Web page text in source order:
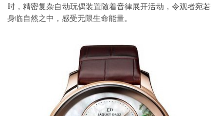
时，精密复杂自动玩偶装置随着音律展开活动，令观者宛若
身临自然之中，感受无限生命能量。